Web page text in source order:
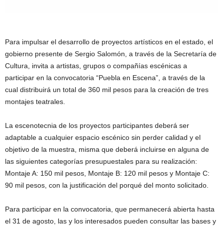
Para impulsar el desarrollo de proyectos artísticos en el estado, el
gobierno presente de Sergio Salomón, a través de la Secretaría de
Cultura, invita a artistas, grupos o compañías escénicas a
participar en la convocatoria “Puebla en Escena”, a través de la
cual distribuirá un total de 360 mil pesos para la creación de tres
montajes teatrales.
La escenotecnia de los proyectos participantes deberá ser
adaptable a cualquier espacio escénico sin perder calidad y el
objetivo de la muestra, misma que deberá incluirse en alguna de
las siguientes categorías presupuestales para su realización:
Montaje A: 150 mil pesos, Montaje B: 120 mil pesos y Montaje C:
90 mil pesos, con la justificación del porqué del monto solicitado.
Para participar en la convocatoria, que permanecerá abierta hasta
el 31 de agosto, las y los interesados pueden consultar las bases y